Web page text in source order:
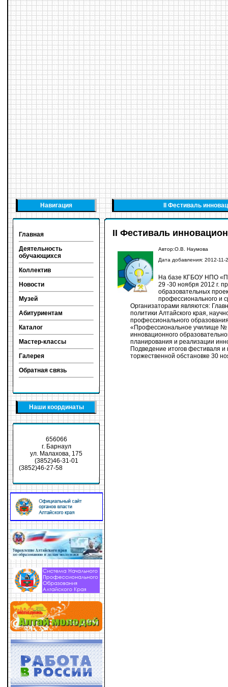
Навигация
Главная
Деятельность
обучающихся
Коллектив
Новости
Музей
Абитуриентам
Каталог
Мастер-классы
Галерея
Обратная связь
Наши координаты
656066
г. Барнаул
ул. Малахова, 175
(3852)46-31-01
(3852)46-27-58
II Фестиваль
II Фестиваль
Автор:О.В. Наумова
Дата добавления: 2012-11-
На базе КГБОУ НПО
29 -30 ноября 2012 г.
образовательных
профессионального и
Организаторами являются:
политики Алтайского края,
профессионального
«Профессиональное училище №
инновационного
планирования и реализации
Подведение итогов фестиваля
торжественной обстановке 30